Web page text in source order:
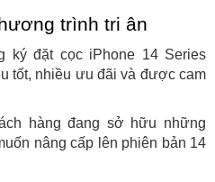
trình tri ân
ký đặt cọc iPhone 14 Series
tốt, nhiều ưu đãi và được cam
hàng đang sở hữu những
nâng cấp lên phiên bản 14